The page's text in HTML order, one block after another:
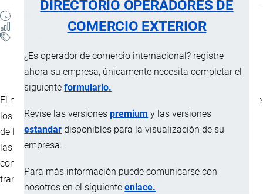
DIRECTORIO OPERADORES DE
COMERCIO EXTERIOR
¿Es operador de comercio internacional? registre
ahora su empresa, únicamente necesita completar el
siguienteformulario.
Revise las versionespremium y las versiones
estandar disponibles para la visualización de su
empresa.
Para más información puede comunicarse con
nosotros en el siguienteenlace.
Actualidad
El mercado de vehículos eléctricos en Ecuador atraviesa uno de
los momentos de mayor expansión de su historia. El aumento
de las importaciones, la llegada de nuevas marcas asiáticas,
las facilidades de financiamiento y el interés de los
consumidores por reducir gastos de combustible están
transformando el panorama automotor nacional.